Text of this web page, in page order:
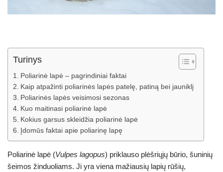
Turinys
Poliarinė lapė – pagrindiniai faktai
Kaip atpažinti poliarinės lapės patelę, patiną bei jauniklį
Poliarinės lapės veisimosi sezonas
Kuo maitinasi poliarinė lapė
Kokius garsus skleidžia poliarinė lapė
Įdomūs faktai apie poliarinę lapę
Poliarinė lapė (Vulpes lagopus) priklauso plėšriųjų būrio, šuninių
šeimos žinduoliams. Ji yra viena mažiausių lapių rūšių,